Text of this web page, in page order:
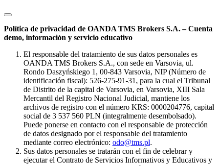
Política de privacidad de OANDA TMS Brokers S.A. – Cuenta
demo, información y servicio educativo
El responsable del tratamiento de sus datos personales es
OANDA TMS Brokers S.A., con sede en Varsovia, ul.
Rondo Daszyńskiego 1, 00-843 Varsovia, NIP (Número de
identificación fiscal): 526-275-91-31, para la cual el Tribunal
de Distrito de la capital de Varsovia, en Varsovia, XIII Sala
Mercantil del Registro Nacional Judicial, mantiene los
archivos de registro con el número KRS: 0000204776, capital
social de 3 537 560 PLN (integralmente desembolsado).
Puede ponerse en contacto con el responsable de protección
de datos designado por el responsable del tratamiento
mediante correo electrónico: odo@tms.pl.
Sus datos personales se tratarán con el fin de celebrar y
ejecutar el Contrato de Servicios Informativos y Educativos y